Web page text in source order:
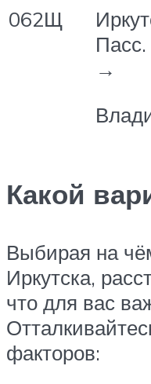
062Щ
Пасс.
→
Какой
Выбирая на
Иркутска,
что для вас
факторов: